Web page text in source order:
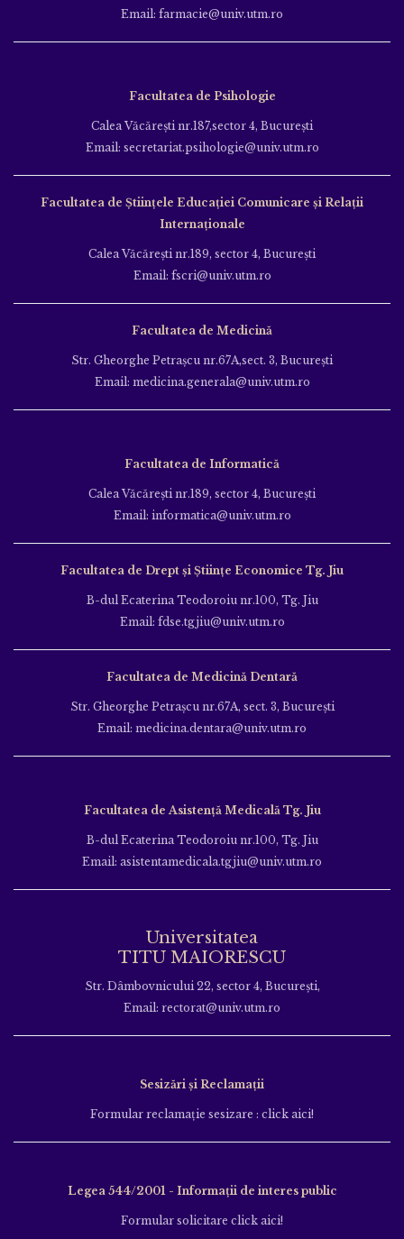
Email: farmacie@univ.utm.ro
Facultatea de Psihologie
Calea Văcăreşti nr.187,sector 4, Bucureşti
Email: secretariat.psihologie@univ.utm.ro
Facultatea de Ştiinţele Educației Comunicare și Relații
Internaționale
Calea Văcăreşti nr.189, sector 4, Bucureşti
Email: fscri@univ.utm.ro
Facultatea de Medicină
Str. Gheorghe Petraşcu nr.67A,sect. 3, Bucureşti
Email: medicina.generala@univ.utm.ro
Facultatea de Informatică
Calea Văcăreşti nr.189, sector 4, Bucureşti
Email: informatica@univ.utm.ro
Facultatea de Drept și Științe Economice Tg. Jiu
B-dul Ecaterina Teodoroiu nr.100, Tg. Jiu
Email: fdse.tgjiu@univ.utm.ro
Facultatea de Medicină Dentară
Str. Gheorghe Petraşcu nr.67A, sect. 3, Bucureşti
Email: medicina.dentara@univ.utm.ro
Facultatea de Asistență Medicală Tg. Jiu
B-dul Ecaterina Teodoroiu nr.100, Tg. Jiu
Email: asistentamedicala.tgjiu@univ.utm.ro
Universitatea
TITU MAIORESCU
Str. Dâmbovnicului 22, sector 4, București,
Email: rectorat@univ.utm.ro
Sesizări și Reclamații
Formular reclamație sesizare : click aici!
Legea 544/2001 - Informații de interes public
Formular solicitare click aici!